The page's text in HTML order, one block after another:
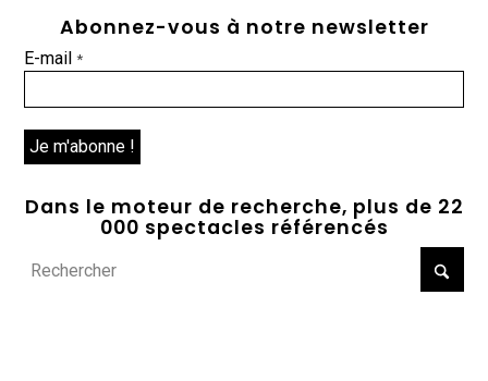
Abonnez-vous à notre newsletter
E-mail*
Dans le moteur de recherche, plus de 22
000 spectacles référencés